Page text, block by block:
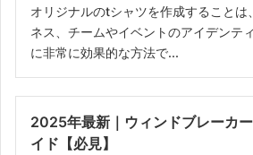
オリジナルのtシャツを作成することは
ネス、チームやイベントのアイデンテ
に非常に効果的な方法で...
2025年最新｜ウィンドブレーカ
イド【必見】